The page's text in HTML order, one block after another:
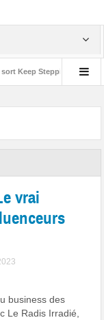
Keep Stepping, son
vrai
business des
Le Radis Irradié,